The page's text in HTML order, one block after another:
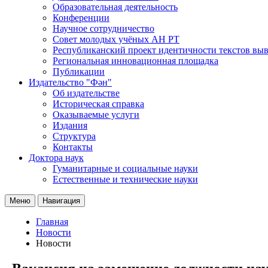
Образовательная деятельность
Конференции
Научное сотрудничество
Совет молодых учёных АН РТ
Республиканский проект идентичности текстов
Региональная инновационная площадка
Публикации
Издательство "Фән"
Об издательстве
Историческая справка
Оказываемые услуги
Издания
Структура
Контакты
Доктора наук
Гуманитарные и социальные науки
Естественные и технические науки
Меню Навигация
Главная
Новости
Новости